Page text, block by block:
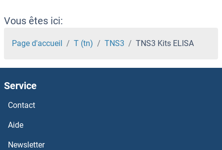
TNNI1 Kits ELISA
TNNC2 Kits ELISA
TNMD Kits ELISA
TNKS2 Kits ELISA
TNKS Kits ELISA
Vous êtes ici:
Page d'accueil T (tn) TNS3 TNS3 Kits ELISA
Service
Contact
Aide
Newsletter